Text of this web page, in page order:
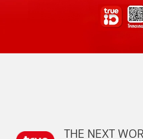
THE NEXT